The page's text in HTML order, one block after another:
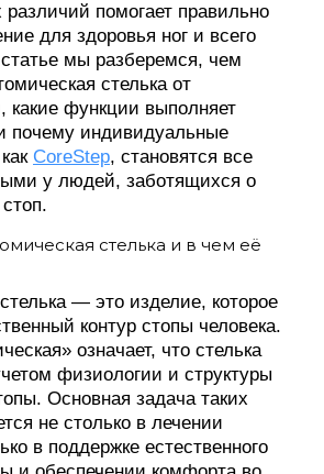
помогает правильно
для здоровья ног и всего
мы разберемся, чем
стелька от
какие функции выполняет
почему индивидуальные
CoreStep, становятся все
у людей, заботящихся о
стелька и в чем её
— это изделие, которое
контур стопы человека.
означает, что стелька
физиологии и структуры
Основная задача таких
не столько в лечении
в поддержке естественного